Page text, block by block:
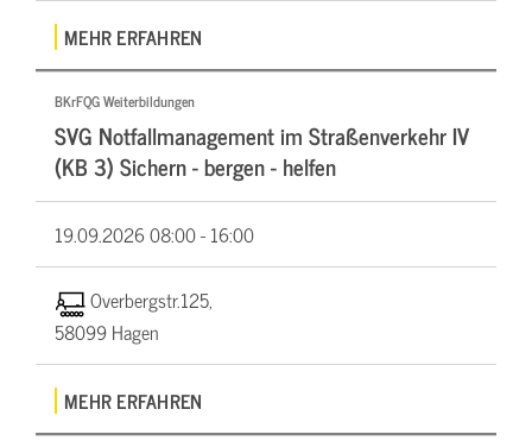
MEHR ERFAHREN
BKrFQG Weiterbildungen
SVG Notfallmanagement im Straßenverkehr IV
(KB 3) Sichern - bergen - helfen
19.09.202608:00 - 16:00
Overbergstr.125,
58099 Hagen
MEHR ERFAHREN